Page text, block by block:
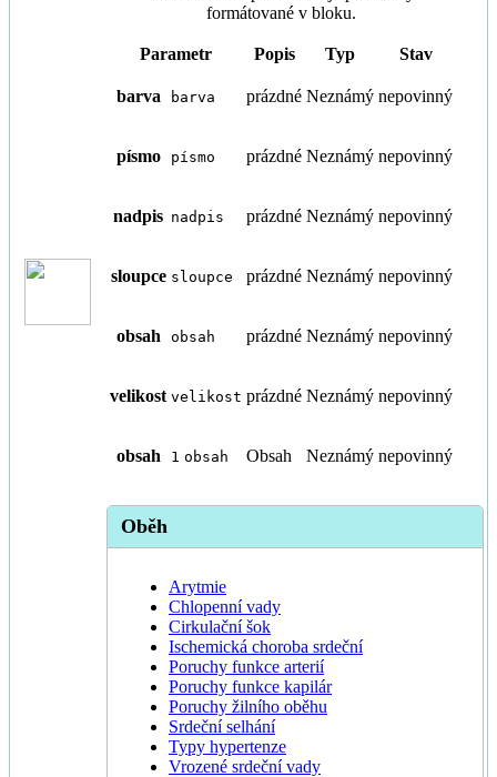
formátované v bloku.
Parametr Popis Typ Stav
barva barva prázdné Neznámý nepovinný
písmo písmo prázdné Neznámý nepovinný
nadpis nadpis prázdné Neznámý nepovinný
sloupce sloupce prázdné Neznámý nepovinný
obsah obsah prázdné Neznámý nepovinný
velikost velikost prázdné Neznámý nepovinný
obsah 1 obsah Obsah Neznámý nepovinný
Oběh
Arytmie
Chlopenní vady
Cirkulační šok
Ischemická choroba srdeční
Poruchy funkce arterií
Poruchy funkce kapilár
Poruchy žilního oběhu
Srdeční selhání
Typy hypertenze
Vrozené srdeční vady